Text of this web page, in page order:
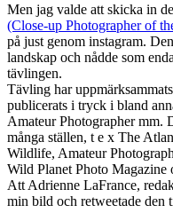
Men jag valde att skicka in
(Close-up Photographer of
på just genom instagram.
landskap och nådde som
tävlingen.
Tävling har
publicerats i tryck i bland
Amateur Photographer mm.
många ställen, t e x The
Wildlife, Amateur
Wild Planet Photo Magazine
Att Adrienne LaFrance,
min bild och retweetade den